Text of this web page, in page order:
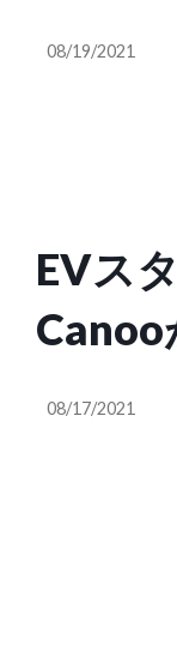
ォル
08/19/2021
EVス
Canoo
工場
08/17/2021